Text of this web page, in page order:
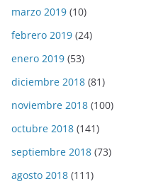
marzo 2019 (10)
febrero 2019 (24)
enero 2019 (53)
diciembre 2018 (81)
noviembre 2018 (100)
octubre 2018 (141)
septiembre 2018 (73)
agosto 2018 (111)